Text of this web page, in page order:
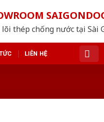
thép chống nước tại Sài
LIÊN HỆ